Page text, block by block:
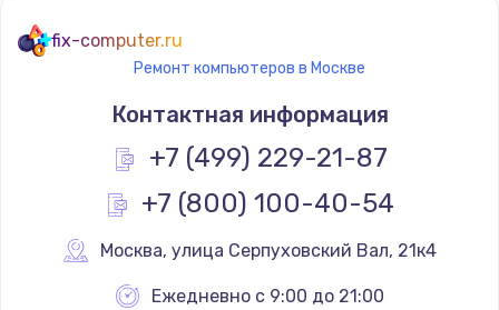
Замена видеочипа
2500 руб.
Заказать
Настройка BIOS
fix-computer.ru
Ремонт компьютеров в Москве
Контактная информация
+7 (499) 229-21-87
+7 (800) 100-40-54
Москва, улица Серпуховский Вал, 21к4
Ежедневно с 9:00 до 21:00